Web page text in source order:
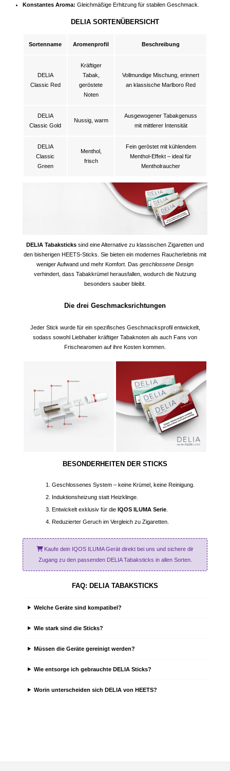
Konstantes Aroma: Gleichmäßige Erhitzung für stabilen Geschmack.
DELIA SORTENÜBERSICHT
Sortenname Aromenprofil Beschreibung
DELIA
Classic Red
Kräftiger
Tabak,
geröstete
Noten
Vollmundige Mischung, erinnert
an klassische Marlboro Red
DELIA
Classic Gold
Nussig, warm
Ausgewogener Tabakgenuss
mit mittlerer Intensität
DELIA
Classic
Green
Menthol,
frisch
Fein geröstet mit kühlendem
Menthol-Effekt – ideal für
Mentholraucher
DELIA Tabaksticks sind eine Alternative zu klassischen Zigaretten und
den bisherigen HEETS-Sticks. Sie bieten ein modernes Raucherlebnis mit
weniger Aufwand und mehr Komfort. Das geschlossene Design
verhindert, dass Tabakkrümel herausfallen, wodurch die Nutzung
besonders sauber bleibt.
Die drei Geschmacksrichtungen
Jeder Stick wurde für ein spezifisches Geschmacksprofil entwickelt,
sodass sowohl Liebhaber kräftiger Tabaknoten als auch Fans von
Frischearomen auf ihre Kosten kommen.
BESONDERHEITEN DER STICKS
Geschlossenes System – keine Krümel, keine Reinigung.
Induktionsheizung statt Heizklinge.
Entwickelt exklusiv für die IQOS ILUMA Serie
Reduzierter Geruch im Vergleich zu Zigaretten.
Kaufe dein IQOS ILUMA Gerät direkt bei uns und sichere dir
Zugang zu den passenden DELIA Tabaksticks in allen Sorten.
FAQ: DELIA TABAKSTICKS
Welche Geräte sind kompatibel?
Wie stark sind die Sticks?
Müssen die Geräte gereinigt werden?
Wie entsorge ich gebrauchte DELIA Sticks?
Worin unterscheiden sich DELIA von HEETS?